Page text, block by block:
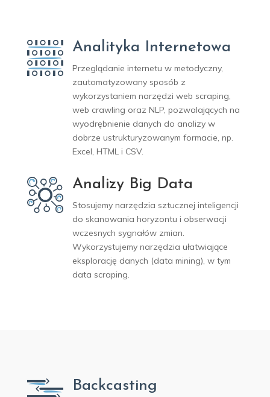
Analityka Internetowa
Przeglądanie internetu w metodyczny,
zautomatyzowany sposób z
wykorzystaniem narzędzi web scraping,
web crawling oraz NLP, pozwalających na
wyodrębnienie danych do analizy w
dobrze ustrukturyzowanym formacie, np.
Excel, HTML i CSV.
Analizy Big Data
Stosujemy narzędzia sztucznej inteligencji
do skanowania horyzontu i obserwacji
wczesnych sygnałów zmian.
Wykorzystujemy narzędzia ułatwiające
eksplorację danych (data mining), w tym
data scraping.
Backcasting